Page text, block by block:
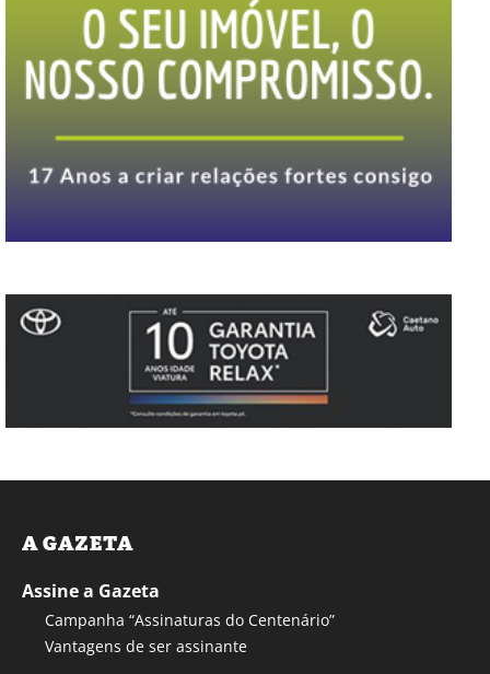
A GAZETA
Assine a Gazeta
Campanha “Assinaturas do Centenário”
Vantagens de ser assinante